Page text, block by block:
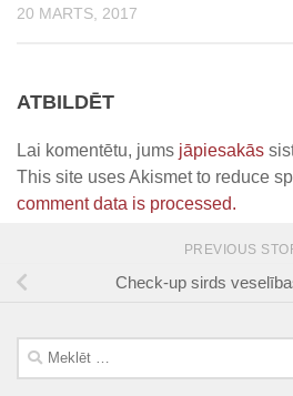
20 MARTS, 2017
ATBILDĒT
Lai komentētu, jums jāpiesakās
This site uses Akismet to reduce
comment data is processed.
PREVIOUS
Check-up sirds
Meklēt: